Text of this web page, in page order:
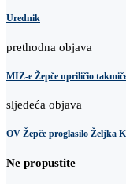
Urednik
prethodna objava
MIZ-e Žepče upriličio
sljedeća objava
OV Žepče proglasilo Željka
Ne propustite